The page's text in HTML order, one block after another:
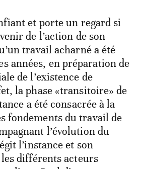
et porte un regard si
de l’action de son
travail acharné a été
années, en préparation de
de l’existence de
la phase «transitoire» de
a été consacrée à la
fondements du travail de
l’évolution du
l’instance et son
différents acteurs